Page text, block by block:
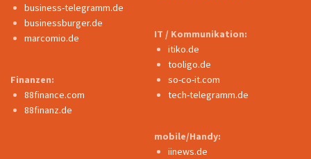
business-telegramm.de
businessburger.de
marcomio.de
Finanzen:
88finance.com
88finanz.de
IT / Kommunikation:
itiko.de
tooligo.de
so-co-it.com
tech-telegramm.de
mobile/Handy:
iinews.de